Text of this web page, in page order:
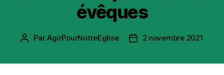
évêques
Auteur
ParAgirPourNotreEglise
Date2 novembre 2021